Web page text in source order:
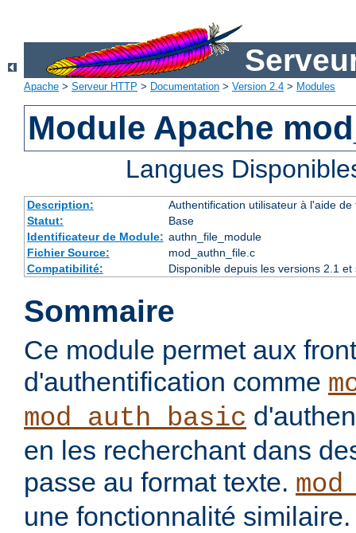
Apache > Serveur HTTP > Documentation > Version 2.4 > Modules
Module Apache
Langues
Description:
Authentification utilisateur à l'aide de
Statut:
Base
Identificateur de Module: authn_file_module
Fichier Source:
mod_authn_file.c
Compatibilité:
Disponible depuis les versions 2.1
Sommaire
Ce module permet aux
d'authentification comme
mod_auth_basic
en les recherchant dans
passe au format texte.
une fonctionnalité similaire.